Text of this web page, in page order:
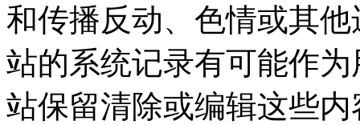
和传播反动、色情或其
站的系统记录有可能作
站保留清除或编辑这些